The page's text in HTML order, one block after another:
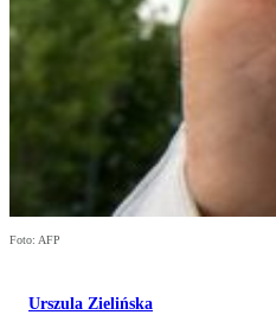
Foto: AFP
Urszula Zielińska